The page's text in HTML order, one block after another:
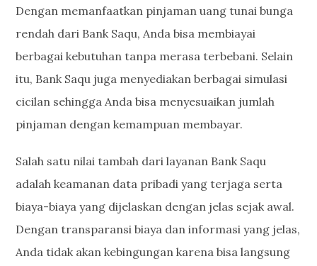
Dengan memanfaatkan pinjaman uang tunai bunga
rendah dari Bank Saqu, Anda bisa membiayai
berbagai kebutuhan tanpa merasa terbebani. Selain
itu, Bank Saqu juga menyediakan berbagai simulasi
cicilan sehingga Anda bisa menyesuaikan jumlah
pinjaman dengan kemampuan membayar.
Salah satu nilai tambah dari layanan Bank Saqu
adalah keamanan data pribadi yang terjaga serta
biaya-biaya yang dijelaskan dengan jelas sejak awal.
Dengan transparansi biaya dan informasi yang jelas,
Anda tidak akan kebingungan karena bisa langsung